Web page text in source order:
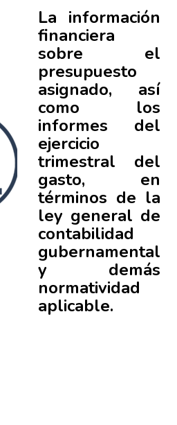
La información
financiera
sobre el
presupuesto
asignado, así
como los
informes del
ejercicio
trimestral del
gasto, en
términos de la
ley general de
contabilidad
gubernamental
y demás
normatividad
aplicable.